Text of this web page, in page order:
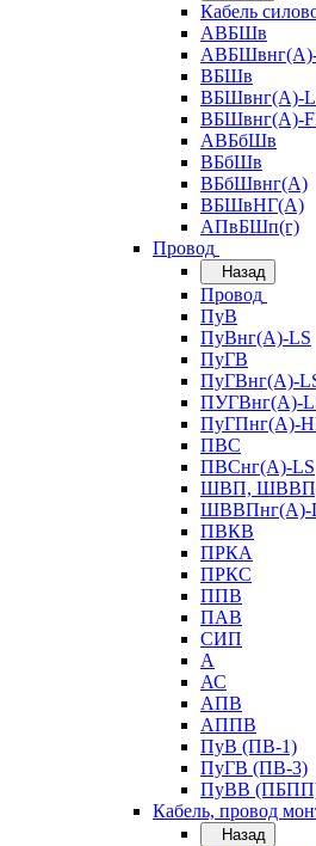
Кабель
АВБШв
ВБШв
ВБШвнг(А)-
ВБШвнг(А)-
АВБбШв
ВБбШв
ВБбШвнг(А)
ВБШвНГ(А)
АПвБШп(г)
Провод
Назад
Провод
ПуВ
ПуВнг(А)-LS
ПуГВ
ПуГВнг(А)-
ПУГВнг(А)-
ПуГПнг(А)-
ПВС
ПВСнг(А)-LS
ШВП,
ШВВПнг(А)-
ПВКВ
ПРКА
ПРКС
ППВ
ПАВ
СИП
А
АС
АПВ
АППВ
ПуВ (ПВ-1)
ПуГВ (ПВ-3)
ПуВВ
Кабель, провод
Назад